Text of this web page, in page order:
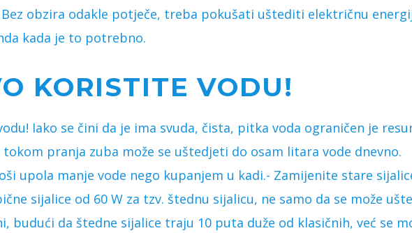
Bez obzira odakle potječe, treba pokušati uštediti električnu
kada je to potrebno.
KORISTITE VODU!
Iako se čini da je ima svuda, čista, pitka voda ograničen je
tokom pranja zuba može se uštedjeti do osam litara vode dnevno.
upola manje vode nego kupanjem u kadi.- Zamijenite stare
sijalice od 60 W za tzv. štednu sijalicu, ne samo da se može
budući da štedne sijalice traju 10 puta duže od klasičnih, već se